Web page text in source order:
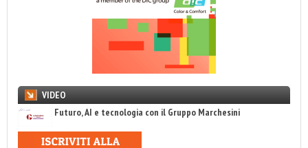
VIDEO
Futuro, AI e tecnologia con il Gruppo Marchesini